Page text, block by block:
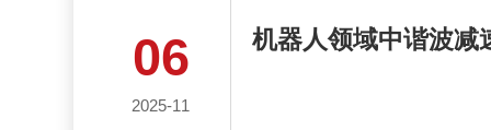
06
2025-11
机器人领域中谐波减